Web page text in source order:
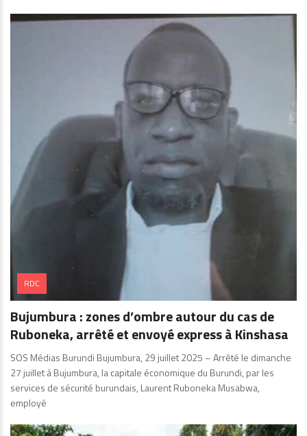
RDC
Bujumbura : zones d’ombre autour du cas de
Ruboneka, arrêté et envoyé express à Kinshasa
SOS Médias Burundi Bujumbura, 29 juillet 2025 – Arrêté le dimanche
27 juillet à Bujumbura, la capitale économique du Burundi, par les
services de sécurité burundais, Laurent Ruboneka Musabwa,
employé